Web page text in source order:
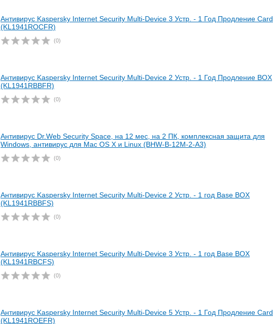
Антивирус Kaspersky Internet Security Multi-Device 3 Устр. - 1 Год Продление Card
(KL1941ROCFR)
(0)
Антивирус Kaspersky Internet Security Multi-Device 2 Устр. - 1 Год Продление BOX
(KL1941RBBFR)
(0)
Антивирус Dr.Web Security Space, на 12 мес, на 2 ПК, комплексная защита для
Windows, антивирус для Mac OS X и Linux (BHW-B-12M-2-A3)
(0)
Антивирус Kaspersky Internet Security Multi-Device 2 Устр. - 1 год Base BOX
(KL1941RBBFS)
(0)
Антивирус Kaspersky Internet Security Multi-Device 3 Устр. - 1 год Base BOX
(KL1941RBCFS)
(0)
Антивирус Kaspersky Internet Security Multi-Device 5 Устр. - 1 Год Продление Card
(KL1941ROEFR)